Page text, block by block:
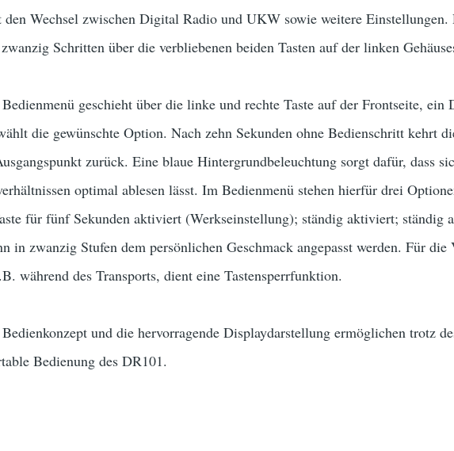
Wechsel zwischen Digital Radio und UKW sowie weitere Einstellungen.
Schritten über die verbliebenen beiden Tasten auf der linken
geschieht über die linke und rechte Taste auf der Frontseite, ein
die gewünschte Option. Nach zehn Sekunden ohne Bedienschritt kehrt
zurück. Eine blaue Hintergrundbeleuchtung sorgt dafür, dass
optimal ablesen lässt. Im Bedienmenü stehen hierfür drei
für fünf Sekunden aktiviert (Werkseinstellung); ständig aktiviert; ständig
in zwanzig Stufen dem persönlichen Geschmack angepasst werden. Für
während des Transports, dient eine Tastensperrfunktion.
und die hervorragende Displaydarstellung ermöglichen trotz
Bedienung des DR101.